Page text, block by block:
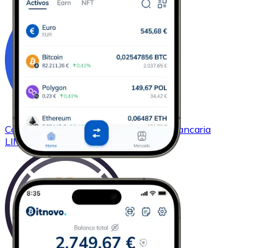
ComprarChainlink con transferencia bancaria
LINK